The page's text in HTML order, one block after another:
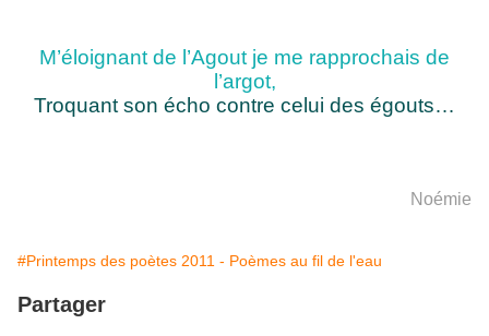
M’éloignant de l’Agout je me rapprochais de
l’argot,
Troquant son écho contre celui des égouts…
Noémie
#Printemps des poètes 2011 - Poèmes au fil de l'eau
Partager